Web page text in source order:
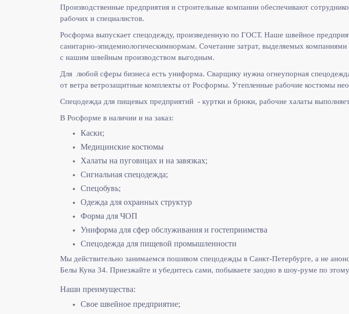
Производственные предприятия и строительные компании обеспечивают
рабочих и специалистов.
Росформа выпускает спецодежду, произведенную по ГОСТ. Наше швейное
санитарно-эпидемиологическимнормам. Сочетание затрат, выделяемых
с нашим швейным производством выгодным.
Для любой сферы бизнеса есть униформа. Сварщику нужна огнеупорная
от ветра ветрозащитные комплекты от Росформы. Утепленные рабочие костюмы
Спецодежда для пищевых предприятий - куртки и брюки, рабочие халаты
В Росформе в наличии и на заказ:
Каски;
Медицинские костюмы
Халаты на пуговицах и на завязках;
Сигнальная спецодежда;
Спецобувь;
Одежда для охранных структур
Форма для ЧОП
Униформа для сфер обслуживания и гостеприимства
Спецодежда для пищевой промышленности
Мы действительно занимаемся пошивом спецодежды в Санкт-Петербурге, а не
Белы Куна 34. Приезжайте и убедитесь сами, побываете заодно в шоу-руме по
Наши преимущества:
Свое швейное предприятие;